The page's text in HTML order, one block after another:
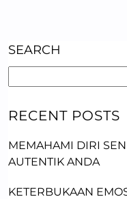
SEARCH
RECENT POSTS
MEMAHAMI DIRI
AUTENTIK ANDA
KETERBUKAAN